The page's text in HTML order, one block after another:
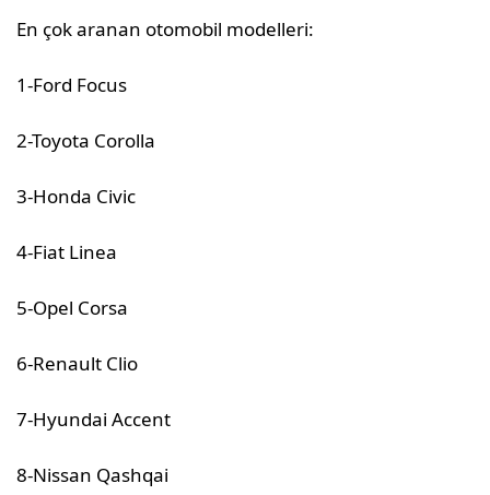
En çok aranan otomobil modelleri:
1-Ford Focus
2-Toyota Corolla
3-Honda Civic
4-Fiat Linea
5-Opel Corsa
6-Renault Clio
7-Hyundai Accent
8-Nissan Qashqai